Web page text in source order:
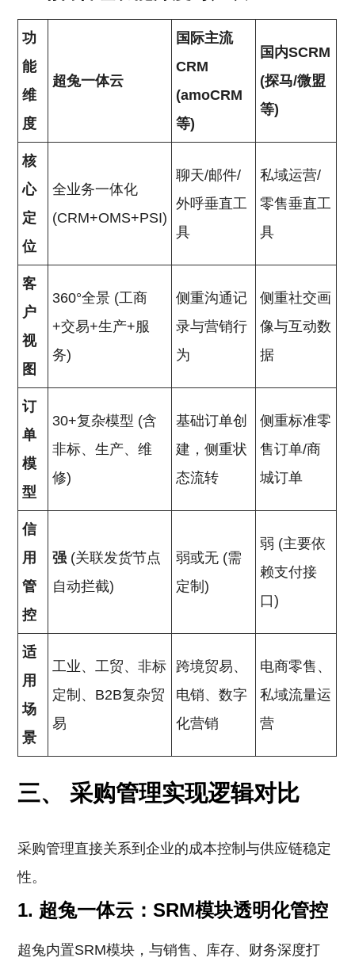
功
能
维
度
超兔一体云
国际主流
CRM
(amoCRM
等)
国内SCRM
(探马/微盟
等)
核
心
定
位
全业务一体化
(CRM+OMS+PSI)
聊天/邮件/
外呼垂直工
具
私域运营/
零售垂直工
具
客
户
视
图
360°全景 (工商
+交易+生产+服
务)
侧重沟通记
录与营销行
为
侧重社交画
像与互动数
据
订
单
模
型
30+复杂模型 (含
非标、生产、维
修)
基础订单创
建，侧重状
态流转
侧重标准零
售订单/商
城订单
信
用
管
控
强 (关联发货节点
自动拦截)
弱或无 (需
定制)
弱 (主要依
赖支付接
口)
适
用
场
景
工业、工贸、非标
定制、B2B复杂贸
易
跨境贸易、
电销、数字
化营销
电商零售、
私域流量运
营
三、 采购管理实现逻辑对比
采购管理直接关系到企业的成本控制与供应链稳定
性。
1. 超兔一体云：SRM模块透明化管控
超兔内置SRM模块，与销售、库存、财务深度打